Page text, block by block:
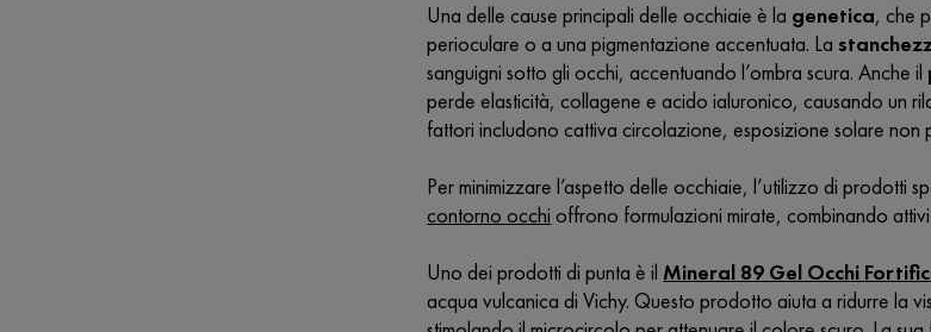
Una delle cause principali delle occhiaie è la genetica, che
perioculare o a una pigmentazione accentuata. La
sanguigni sotto gli occhi, accentuando l’ombra scura. Anche il
perde elasticità, collagene e acido ialuronico, causando un
fattori includono cattiva circolazione, esposizione solare
Per minimizzare l’aspetto delle occhiaie, l’utilizzo di prodotti
contorno occhi offrono formulazioni mirate, combinando
Uno dei prodotti di punta è il Mineral 89 Gel Occhi
acqua vulcanica di Vichy. Questo prodotto aiuta a ridurre la